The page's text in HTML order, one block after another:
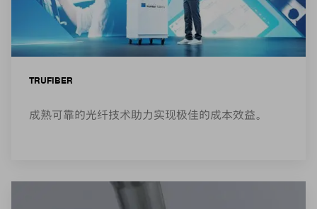
TRUFIBER
成熟可靠的光纤技术助力实现极佳的成本效益。